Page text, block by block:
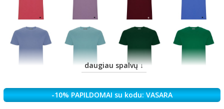
daugiau spalvų ↓
-10% PAPILDOMAI su kodu: VASARA